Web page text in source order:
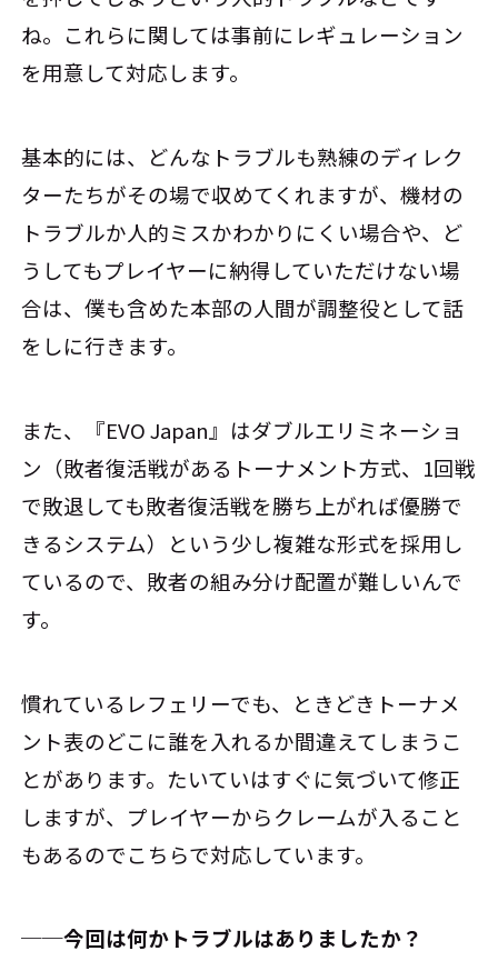
ね。これらに関しては事前にレギュレーション
を用意して対応します。
基本的には、どんなトラブルも熟練のディレク
ターたちがその場で収めてくれますが、機材の
トラブルか人的ミスかわかりにくい場合や、ど
うしてもプレイヤーに納得していただけない場
合は、僕も含めた本部の人間が調整役として話
をしに行きます。
また、『EVO Japan』はダブルエリミネーショ
ン（敗者復活戦があるトーナメント方式、1回戦
で敗退しても敗者復活戦を勝ち上がれば優勝で
きるシステム）という少し複雑な形式を採用し
ているので、敗者の組み分け配置が難しいんで
す。
慣れているレフェリーでも、ときどきトーナメ
ント表のどこに誰を入れるか間違えてしまうこ
とがあります。たいていはすぐに気づいて修正
しますが、プレイヤーからクレームが入ること
もあるのでこちらで対応しています。
──今回は何かトラブルはありましたか？